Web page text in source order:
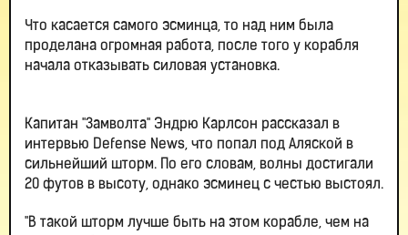
Что касается самого эсминца, то над ним была
проделана огромная работа, после того у корабля
начала отказывать силовая установка.
Капитан "Замволта" Эндрю Карлсон рассказал в
интервью Defense News, что попал под Аляской в
сильнейший шторм. По его словам, волны достигали
20 футов в высоту, однако эсминец с честью выстоял.
"В такой шторм лучше быть на этом корабле, чем на